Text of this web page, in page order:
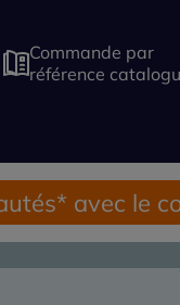
Commande par
référence
avec le